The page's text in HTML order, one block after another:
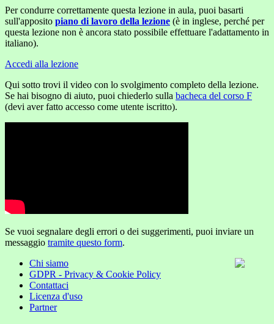
Per condurre correttamente questa lezione in aula, puoi basarti
sull'apposito piano di lavoro della lezione (è in inglese, perché per
questa lezione non è ancora stato possibile effettuare l'adattamento in
italiano).
Accedi alla lezione
Qui sotto trovi il video con lo svolgimento completo della lezione.
Se hai bisogno di aiuto, puoi chiederlo sulla bacheca del corso F
(devi aver fatto accesso come utente iscritto).
Se vuoi segnalare degli errori o dei suggerimenti, puoi inviare un
messaggio tramite questo form.
Chi siamo
GDPR - Privacy & Cookie Policy
Contattaci
Licenza d'uso
Partner